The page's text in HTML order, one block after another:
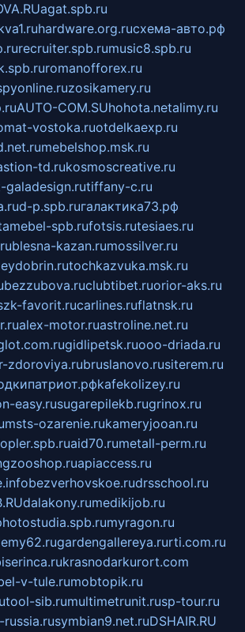
agat.spb.ru
hardware.org.ruсхема-авто.рф
recruiter.spb.rumusic8.spb.ru
romanofforex.ru
zosikamery.ru
AUTO-COM.SUhohota.netalimy.ru
vostoka.ruotdelkaexp.ru
mebelshop.msk.ru
td.rukosmoscreative.ru
galadesign.rutiffany-c.ru
d-p.spb.ruгалактика73.рф
spb.rufotsis.rutesiaes.ru
blesna-kazan.rumossilver.ru
tochkazvuka.msk.ru
bezzubova.ruclubtibet.ruorior-aks.ru
favorit.rucarlines.ruflatnsk.ru
alex-motor.ruastroline.net.ru
gidlipetsk.ruooo-driada.ru
zdoroviya.rubruslanovo.rusiterem.ru
kafekolizey.ru
easy.rusugarepilekb.rugrinox.ru
msts-ozarenie.rukameryjooan.ru
aid70.rumetall-perm.ru
apiaccess.ru
bezverhovskoe.rudrsschool.ru
dalakony.rumedikijob.ru
myragon.ru
gardengallereya.rurti.com.ru
krasnodarkurort.com
v-tule.rumobtopik.ru
tool-sib.rumultimetrunit.rusp-tour.ru
russia.rusymbian9.net.ruDSHAIR.RU